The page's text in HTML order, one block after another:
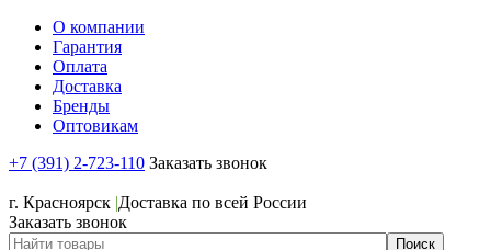
О компании
Гарантия
Оплата
Доставка
Бренды
Оптовикам
+7 (391) 2-723-110 Заказать звонок
г. Красноярск |Доставка по всей России
Заказать звонок